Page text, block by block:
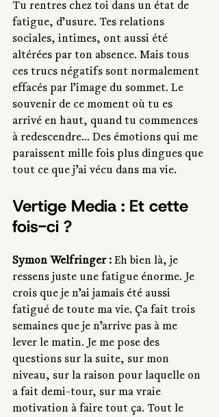
Tu rentres chez toi dans un état de
fatigue, d’usure. Tes relations
sociales, intimes, ont aussi été
altérées par ton absence. Mais tous
ces trucs négatifs sont normalement
effacés par l’image du sommet. Le
souvenir de ce moment où tu es
arrivé en haut, quand tu commences
à redescendre… Des émotions qui me
paraissent mille fois plus dingues que
tout ce que j’ai vécu dans ma vie.
Vertige Media : Et cette
fois-ci ?
Symon Welfringer : Eh bien là, je
ressens juste une fatigue énorme. Je
crois que je n’ai jamais été aussi
fatigué de toute ma vie. Ça fait trois
semaines que je n’arrive pas à me
lever le matin. Je me pose des
questions sur la suite, sur mon
niveau, sur la raison pour laquelle on
a fait demi-tour, sur ma vraie
motivation à faire tout ça. Tout le